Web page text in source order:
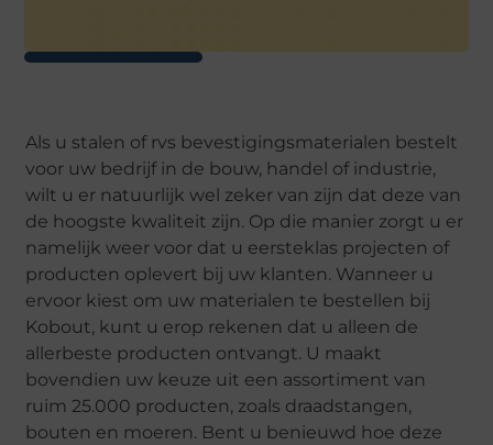
Als u stalen of rvs bevestigingsmaterialen bestelt
voor uw bedrijf in de bouw, handel of industrie,
wilt u er natuurlijk wel zeker van zijn dat deze van
de hoogste kwaliteit zijn. Op die manier zorgt u er
namelijk weer voor dat u eersteklas projecten of
producten oplevert bij uw klanten. Wanneer u
ervoor kiest om uw materialen te bestellen bij
Kobout, kunt u erop rekenen dat u alleen de
allerbeste producten ontvangt. U maakt
bovendien uw keuze uit een assortiment van
ruim 25.000 producten, zoals draadstangen,
bouten en moeren. Bent u benieuwd hoe deze